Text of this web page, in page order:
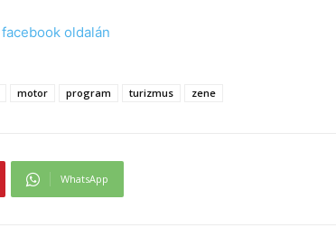
facebook oldalán
motor program turizmus zene
WhatsApp